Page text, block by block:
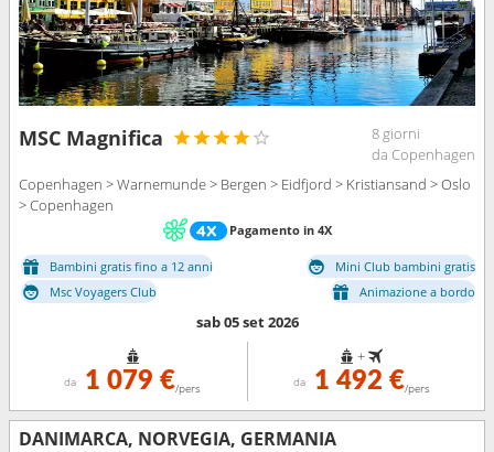
MSC Magnifica
8 giorni
da Copenhagen
Copenhagen > Warnemunde > Bergen > Eidfjord > Kristiansand > Oslo
> Copenhagen
Pagamento in 4X
Bambini gratis fino a 12 anni
Mini Club bambini gratis
Msc Voyagers Club
Animazione a bordo
sab 05 set 2026
da 1 079 €/pers
+
da 1 492 €/pers
DANIMARCA, NORVEGIA, GERMANIA